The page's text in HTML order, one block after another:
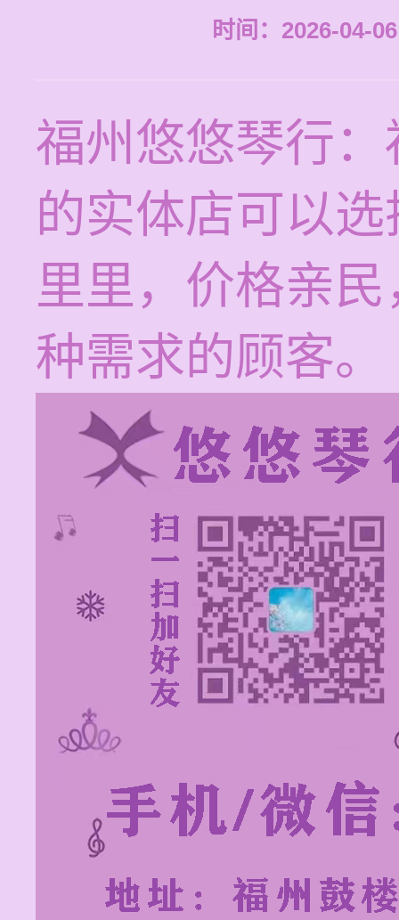
时间：2026-04-
福州悠悠琴行
的实体店可以
里里，价格亲
种需求的顾客。